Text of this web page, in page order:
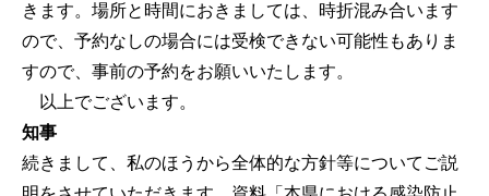
きます。場所と時間におきましては、時折混み合います
ので、予約なしの場合には受検できない可能性もありま
すので、事前の予約をお願いいたします。
以上でございます。
知事
続きまして、私のほうから全体的な方針等についてご説